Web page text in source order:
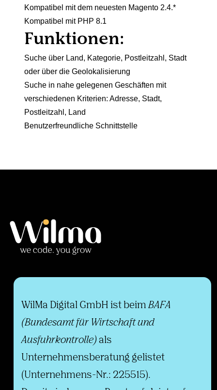
Kompatibel mit dem neuesten Magento 2.4.*
Kompatibel mit PHP 8.1
Funktionen:
Suche über Land, Kategorie, Postleitzahl, Stadt
oder über die Geolokalisierung
Suche in nahe gelegenen Geschäften mit
verschiedenen Kriterien: Adresse, Stadt,
Postleitzahl, Land
Benutzerfreundliche Schnittstelle
WilMa Digital GmbH ist beim BAFA
(Bundesamt für Wirtschaft und
Ausfuhrkontrolle) als
Unternehmensberatung gelistet
(Unternehmens-Nr.: 225515).